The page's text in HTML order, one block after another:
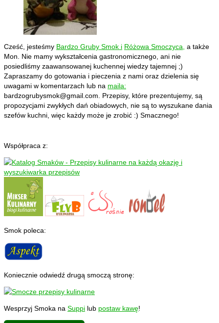
Cześć, jesteśmy Bardzo Gruby Smok i Różowa Smoczyca, a także
Mon. Nie mamy wykształcenia gastronomicznego, ani nie
posiedliśmy zaawansowanej kuchennej wiedzy tajemnej ;)
Zapraszamy do gotowania i pieczenia z nami oraz dzielenia się
uwagami w komentarzach lub na maila:
bardzogrubysmok@gmail.com . Przepisy, które prezentujemy, są
propozycjami zwykłych dań obiadowych, nie są to wyszukane dania
szefów kuchni, więc każdy może je zrobić :) Smacznego!
Współpraca z:
Smok poleca:
Koniecznie odwiedź drugą smoczą stronę:
Wesprzyj Smoka na Suppi lub postaw kawę!